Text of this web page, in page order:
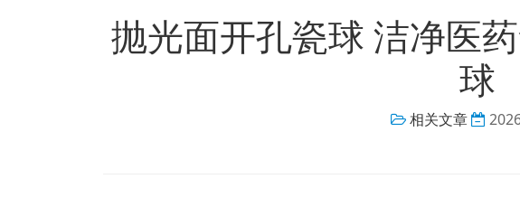
抛光面开孔瓷球 洁净医
球
相关文章